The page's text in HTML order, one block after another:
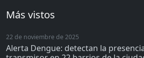
Más vistos
22 de noviembre de 2025
Alerta Dengue: detectan la